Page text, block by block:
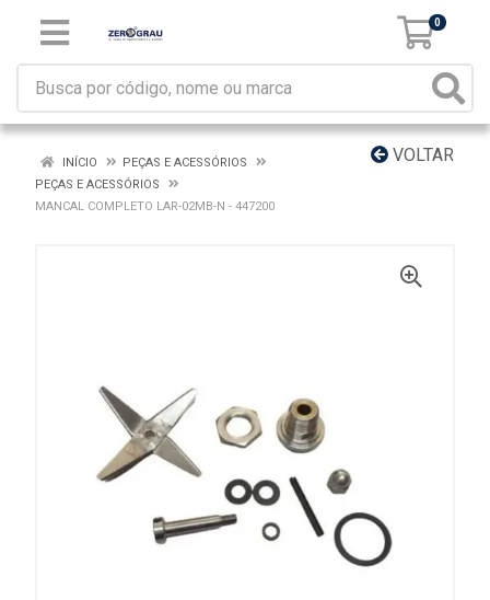
0
VOLTAR
INÍCIO
PEÇAS E ACESSÓRIOS
PEÇAS E ACESSÓRIOS
MANCAL COMPLETO LAR-02MB-N - 447200